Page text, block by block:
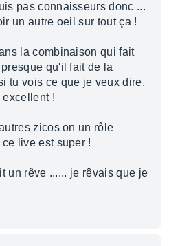
pas connaisseurs donc ...
un autre oeil sur tout ça !
la combinaison qui fait
qu'il fait de la
tu vois ce que je veux dire,
excellent !
zicos on un rôle
live est super !
un rêve ...... je rêvais que je